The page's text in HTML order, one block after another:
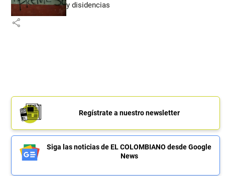
y disidencias
share
Regístrate a nuestro newsletter
Siga las noticias de EL COLOMBIANO desde Google
News